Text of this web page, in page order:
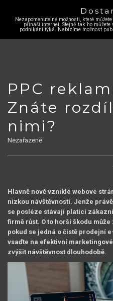
Nezapomenutelné možnosti, které
přináší internet. Stejně tak ho
podnikání týká. Nabízíme možnost
PPC
Znáte
nimi?
Nezařazené
Hlavně nově vzniklé webové
nízkou návštěvností. Jenže
se posléze stávají platící
firmě růst. O to horší škodu
pokud se jedná o čistě prodejní
vsaďte na efektivní
zvýšit návštěvnost dlouhodobě.